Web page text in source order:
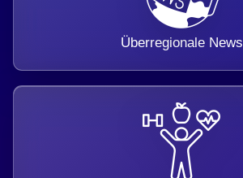
Überregionale News